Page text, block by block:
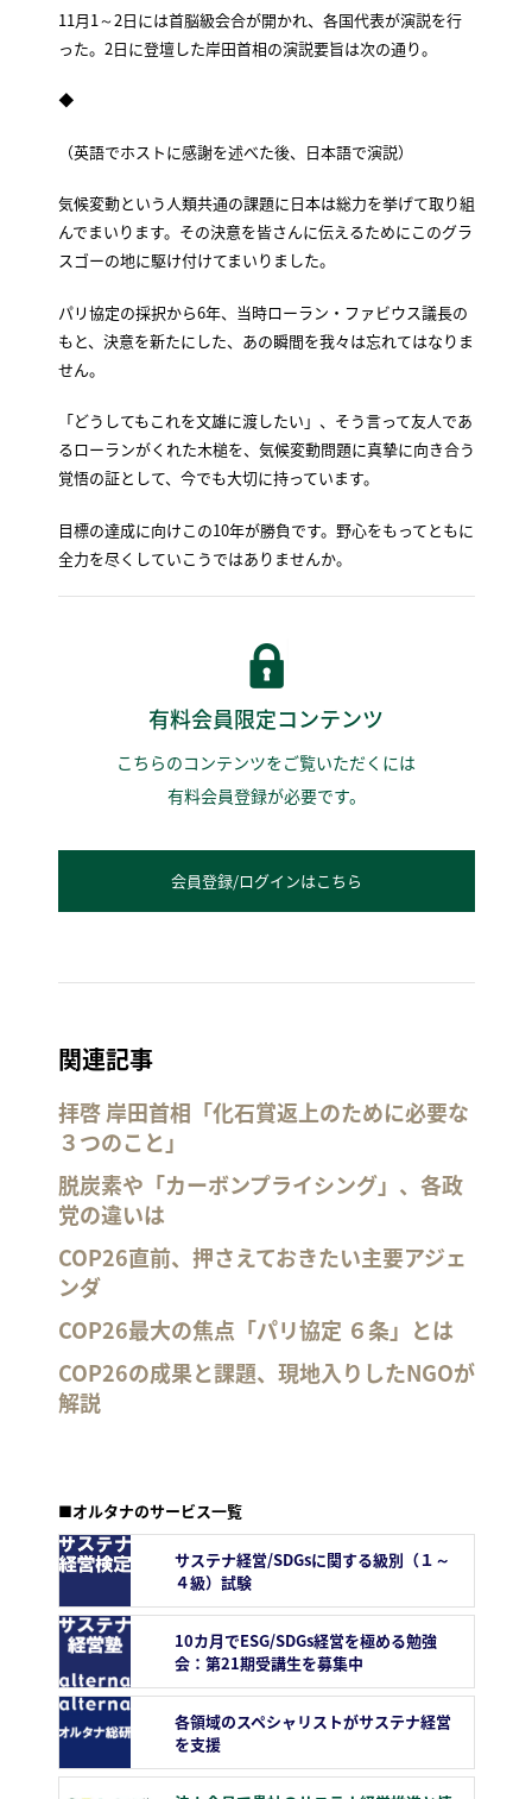
11月1～2日には首脳級会合が開かれ、各国代表が演説を行
った。2日に登壇した岸田首相の演説要旨は次の通り。
◆
（英語でホストに感謝を述べた後、日本語で演説）
気候変動という人類共通の課題に日本は総力を挙げて取り組
んでまいります。その決意を皆さんに伝えるためにこのグラ
スゴーの地に駆け付けてまいりました。
パリ協定の採択から6年、当時ローラン・ファビウス議長の
もと、決意を新たにした、あの瞬間を我々は忘れてはなりま
せん。
「どうしてもこれを文雄に渡したい」、そう言って友人であ
るローランがくれた木槌を、気候変動問題に真摯に向き合う
覚悟の証として、今でも大切に持っています。
目標の達成に向けこの10年が勝負です。野心をもってともに
全力を尽くしていこうではありませんか。
有料会員限定コンテンツ
こちらのコンテンツをご覧いただくには
有料会員登録が必要です。
会員登録/ログインはこちら
関連記事
拝啓 岸田首相「化石賞返上のために必要な
３つのこと」
脱炭素や「カーボンプライシング」、各政
党の違いは
COP26直前、押さえておきたい主要アジェ
ンダ
COP26最大の焦点「パリ協定 ６条」とは
COP26の成果と課題、現地入りしたNGOが
解説
■オルタナのサービス一覧
サステナ経営/SDGsに関する級別（１～
４級）試験
10カ月でESG/SDGs経営を極める勉強
会：第21期受講生を募集中
各領域のスペシャリストがサステナ経営
を支援